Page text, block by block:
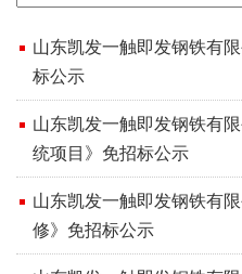
山东凯发一触即发钢铁有
标公示
山东凯发一触即发钢铁有
统项目》免招标公示
山东凯发一触即发钢铁有
修》免招标公示